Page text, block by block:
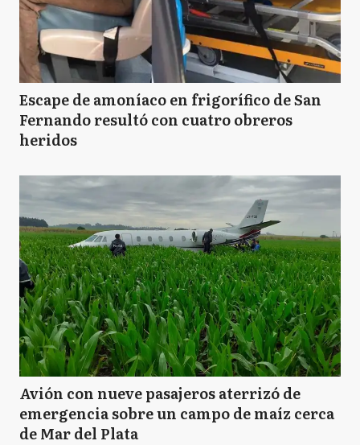
Escape de amoníaco en frigorífico de San
Fernando resultó con cuatro obreros
heridos
Avión con nueve pasajeros aterrizó de
emergencia sobre un campo de maíz cerca
de Mar del Plata